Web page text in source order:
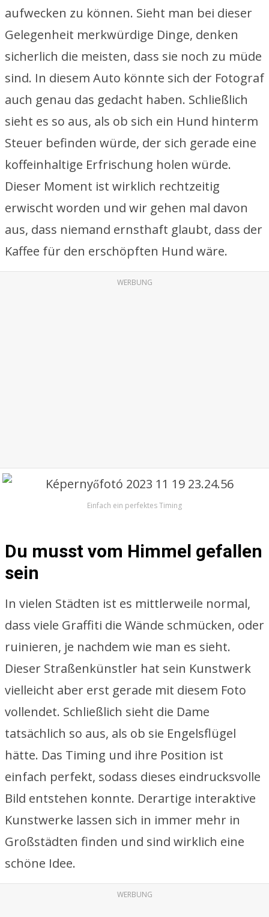
aufwecken zu können. Sieht man bei dieser
Gelegenheit merkwürdige Dinge, denken
sicherlich die meisten, dass sie noch zu müde
sind. In diesem Auto könnte sich der Fotograf
auch genau das gedacht haben. Schließlich
sieht es so aus, als ob sich ein Hund hinterm
Steuer befinden würde, der sich gerade eine
koffeinhaltige Erfrischung holen würde.
Dieser Moment ist wirklich rechtzeitig
erwischt worden und wir gehen mal davon
aus, dass niemand ernsthaft glaubt, dass der
Kaffee für den erschöpften Hund wäre.
WERBUNG
Einfach ein perfektes Timing
Du musst vom Himmel gefallen
sein
In vielen Städten ist es mittlerweile normal,
dass viele Graffiti die Wände schmücken, oder
ruinieren, je nachdem wie man es sieht.
Dieser Straßenkünstler hat sein Kunstwerk
vielleicht aber erst gerade mit diesem Foto
vollendet. Schließlich sieht die Dame
tatsächlich so aus, als ob sie Engelsflügel
hätte. Das Timing und ihre Position ist
einfach perfekt, sodass dieses eindrucksvolle
Bild entstehen konnte. Derartige interaktive
Kunstwerke lassen sich in immer mehr in
Großstädten finden und sind wirklich eine
schöne Idee.
WERBUNG